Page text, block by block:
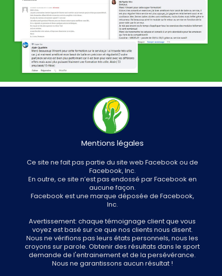
Mentions légales
Ce site ne fait pas partie du site web Facebook ou de
Facebook, Inc.
En outre, ce site n’est pas endossé par Facebook en
aucune façon.
Facebook est une marque déposée de Facebook,
Inc.
Avertissement: chaque témoignage client que vous
voyez est basé sur ce que nos clients nous disent.
Nous ne vérifions pas leurs états personnels, nous les
croyons sur parole. Obtenir des résultats dans le sport
demande de l'entrainement et de la persévérance.
Nous ne garantissons aucun résultat !